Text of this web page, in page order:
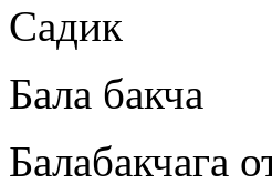
Садик
Бала бакча
Балабакчага